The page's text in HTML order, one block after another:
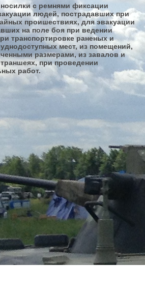
носилки с ремнями фиксации
людей, пострадавших при
проишествиях, для эвакуации
на поле боя при ведении
транспортировке раненых и
мест, из помещений,
размерами, из завалов и
при проведении
работ.